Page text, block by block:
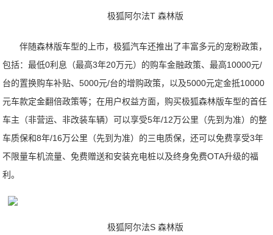
极狐阿尔法T 森林版
伴随森林版车型的上市，极狐汽车还推出了丰富多元的宠粉政策，
包括：最低0利息（最高3年20万元）的购车金融政策、最高10000元/
台的置换购车补贴、5000元/台的增购政策，以及5000元定金抵10000
元车款定金翻倍政策等；在用户权益方面，购买极狐森林版车型的首任
车主（非营运、非改装车辆）可以享受5年/12万公里（先到为准）的整
车质保和8年/16万公里（先到为准）的三电质保，还可以免费享受3年
不限量车机流量、免费赠送和安装充电桩以及终身免费OTA升级的福
利。
极狐阿尔法S 森林版